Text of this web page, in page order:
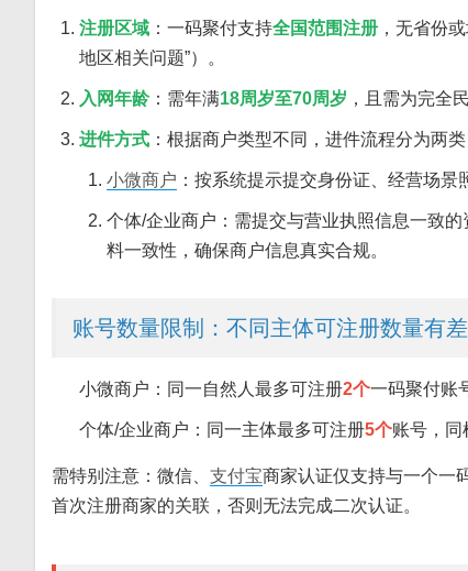
注册区域 ：一码聚付支持全国范围注册 ，无省份
地区相关问题”）。
入网年龄：需年满18周岁至70周岁 ，且需为完全
进件方式 ：根据商户类型不同，进件流程分为两类
小微商户 ：按系统提示提交身份证、经营场
个体/企业商户：需提交与营业执照信息一致
料一致性，确保商户信息真实合规。
账号数量限制：不同主体可注册数量有
小微商户：同一自然人最多可注册2个一码聚付账
个体/企业商户：同一主体最多可注册5个账号，同
需特别注意：微信、 支付宝商家认证仅支持与一个一
首次注册商家的关联，否则无法完成二次认证。